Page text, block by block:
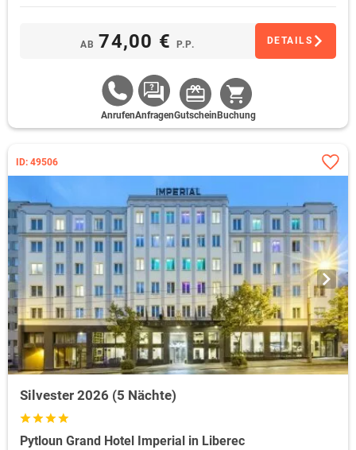
AB 74,00 € P.P. DETAILS
AnrufenAnfragenGutschein Buchung
ID: 49506
Silvester 2026 (5 Nächte)
Pytloun Grand Hotel Imperial in Liberec